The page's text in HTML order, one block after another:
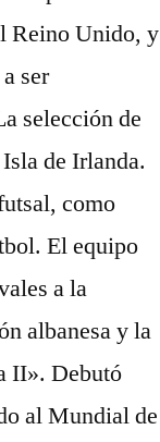
Reino Unido, y
ser
selección de
de Irlanda.
como
El equipo
a la
albanesa y la
II». Debutó
al Mundial de